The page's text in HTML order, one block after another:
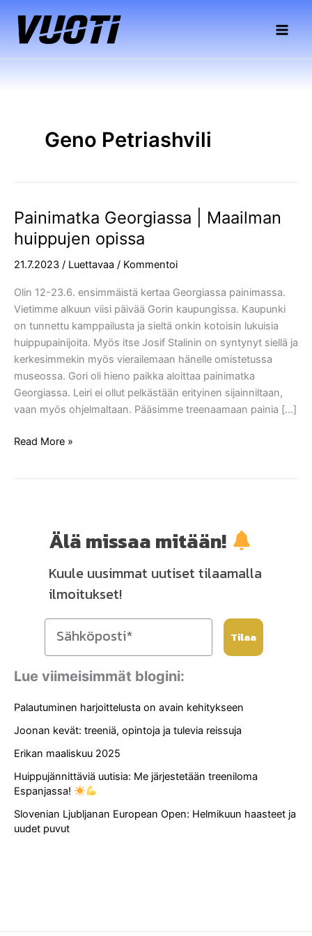
sisältöön
Geno Petriashvili
Painimatka Georgiassa | Maailman
huippujen opissa
21.7.2023 / Luettavaa / Kommentoi
Olin 12-23.6. ensimmäistä kertaa Georgiassa painimassa.
Vietimme alkuun viisi päivää Gorin kaupungissa. Kaupunki
on tunnettu kamppailusta ja sieltä onkin kotoisin lukuisia
huippupainijoita. Myös itse Josif Stalinin on syntynyt siellä ja
kerkesimmekin myös vierailemaan hänelle omistetussa
museossa. Gori oli hieno paikka aloittaa painimatka
Georgiassa. Leiri ei ollut pelkästään erityinen sijainniltaan,
vaan myös ohjelmaltaan. Pääsimme treenaamaan painia […]
Painimatka
Georgiassa
|
Maailman
opissa
Read More »
Älä missaa mitään!
Kuule uusimmat uutiset tilaamalla
ilmoitukset!
Tilaa
Lue viimeisimmät blogini:
Palautuminen harjoittelusta on avain kehitykseen
Joonan kevät: treeniä, opintoja ja tulevia reissuja
Erikan maaliskuu 2025
Huippujännittäviä uutisia: Me järjestetään treeniloma
Espanjassa!
Slovenian Ljubljanan European Open: Helmikuun haasteet ja
uudet puvut